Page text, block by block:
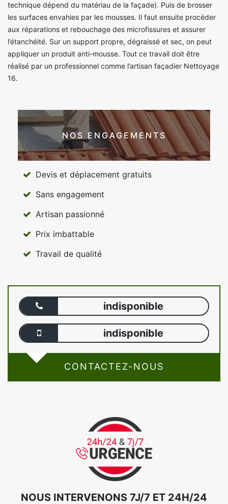
technique dépend du matériau de la façade). Puis de brosser
les surfaces envahies par les mousses. Il faut ensuite procéder
aux réparations et rebouchage des microfissures et assurer
l’étanchéité. Sur un support propre, dégraissé et sec, on peut
appliquer un produit anti-mousse. Tout ce travail doit être
réalisé par un professionnel comme l’artisan façadier Nettoyage
16.
NOS ENGAGEMENTS
Devis et déplacement gratuits
Sans engagement
Artisan passionné
Prix imbattable
Travail de qualité
indisponible
indisponible
CONTACTEZ-NOUS
NOUS INTERVENONS 7J/7 ET 24H/24